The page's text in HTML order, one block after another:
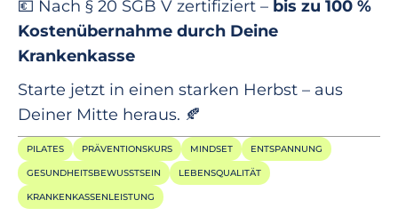
💶 Nach § 20 SGB V zertifiziert – bis zu 100 %
Kostenübernahme durch Deine
Krankenkasse
Starte jetzt in einen starken Herbst – aus
Deiner Mitte heraus. 🍂
PILATES PRÄVENTIONSKURS MINDSET ENTSPANNUNG
GESUNDHEITSBEWUSSTSEIN LEBENSQUALITÄT
KRANKENKASSENLEISTUNG